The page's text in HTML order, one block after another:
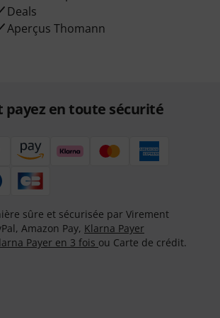
Deals
Aperçus Thomann
payez en toute sécurité
sûre et sécurisée par Virement
Amazon Pay, Klarna Payer
Payer en 3 fois ou Carte de crédit.